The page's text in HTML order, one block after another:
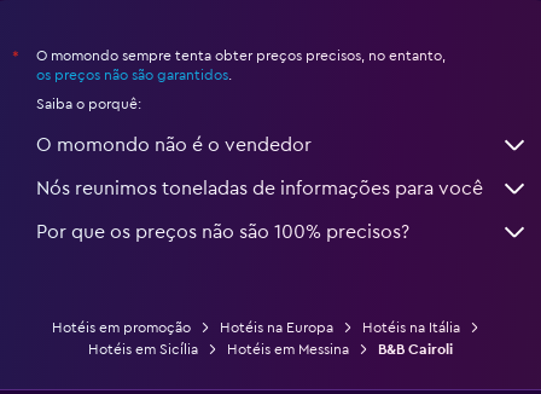
*
O momondo sempre tenta obter preços precisos, no entanto,
os preços não são garantidos
Saiba o porquê:
O momondo não é o vendedor
Nós reunimos toneladas de informações para você
Por que os preços não são 100% precisos?
Hotéis em promoção Hotéis na Europa
Hotéis na Itália
Hotéis em Sicília
Hotéis em Messina B&B Cairoli